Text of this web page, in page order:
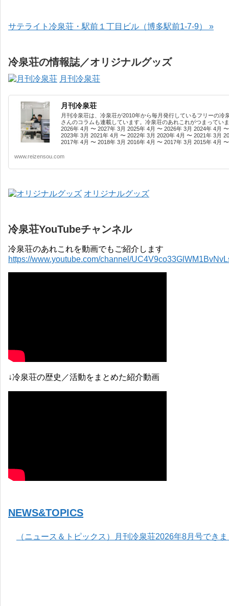
サテライト冷泉荘・駅前１丁目ビル（博多駅前1-7-9） »
冷泉荘の情報誌／オリジナルグッズ
月刊冷泉荘
月刊冷泉荘
月刊冷泉荘は、冷泉荘が2010年から毎月発行しているフリーの
さんのコラムも連載しています。冷泉荘のあれこれがつまってい
2026年 4月 〜 2027年 3月 2025年 4月 〜 2026年 3月 2024年 4月
2023年 3月 2021年 4月 〜 2022年 3月 2020年 4月 〜 2021年 3月
2017年 4月 〜 2018年 3月 2016年 4月 〜 2017年 3月 2015年 4月
www.reizensou.com
オリジナルグッズ
冷泉荘YouTubeチャンネル
冷泉荘のあれこれを動画でもご紹介します
https://www.youtube.com/channel/
↓冷泉荘の歴史／活動をまとめた紹介動画
NEWS&TOPICS
（ニュース＆トピックス）月刊冷泉荘2026年8月号でき